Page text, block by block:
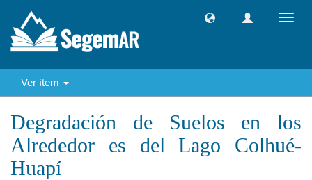
Ver ítem
Degradación de Suelos en los
Alrededor es del Lago Colhué-
Huapí